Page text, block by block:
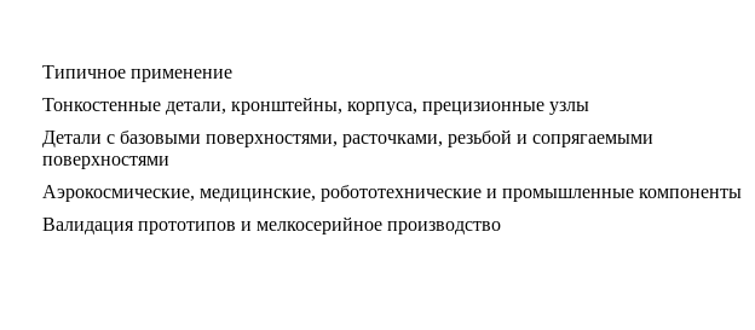
Типичное применение
Тонкостенные детали, кронштейны, корпуса, прецизионные узлы
Детали с базовыми поверхностями, расточками, резьбой и сопрягаемыми
поверхностями
Аэрокосмические, медицинские, робототехнические и промышленные компоненты
Валидация прототипов и мелкосерийное производство